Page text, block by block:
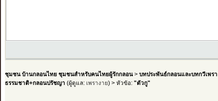
ชุมชน บ้านกลอนไทย ชุมชนสำหรับคนไทยผู้รักกลอน> บทประพันธ์กลอนและบทกวีเพรา
ธรรมชาติ+กลอนปรัชญา (ผู้ดูแล: เพรางาย) > หัวข้อ: "ตัวกู"